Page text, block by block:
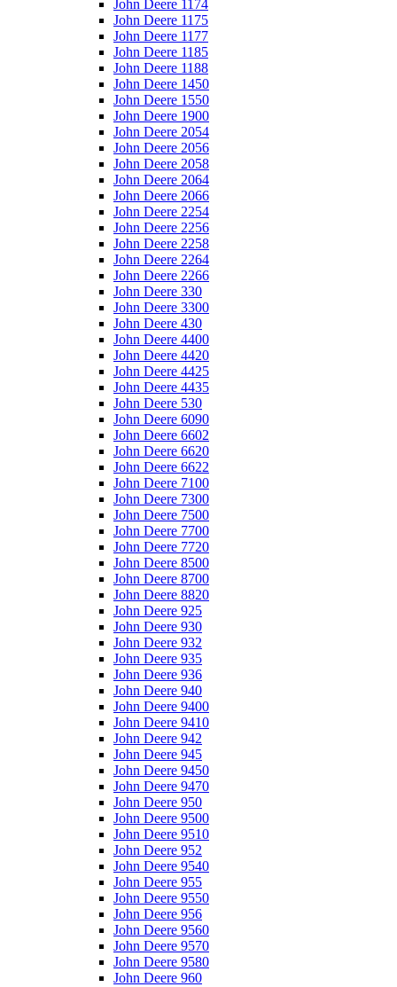
John Deere 1174
John Deere 1175
John Deere 1177
John Deere 1185
John Deere 1188
John Deere 1450
John Deere 1550
John Deere 1900
John Deere 2054
John Deere 2056
John Deere 2058
John Deere 2064
John Deere 2066
John Deere 2254
John Deere 2256
John Deere 2258
John Deere 2264
John Deere 2266
John Deere 330
John Deere 3300
John Deere 430
John Deere 4400
John Deere 4420
John Deere 4425
John Deere 4435
John Deere 530
John Deere 6090
John Deere 6602
John Deere 6620
John Deere 6622
John Deere 7100
John Deere 7300
John Deere 7500
John Deere 7700
John Deere 7720
John Deere 8500
John Deere 8700
John Deere 8820
John Deere 925
John Deere 930
John Deere 932
John Deere 935
John Deere 936
John Deere 940
John Deere 9400
John Deere 9410
John Deere 942
John Deere 945
John Deere 9450
John Deere 9470
John Deere 950
John Deere 9500
John Deere 9510
John Deere 952
John Deere 9540
John Deere 955
John Deere 9550
John Deere 956
John Deere 9560
John Deere 9570
John Deere 9580
John Deere 960